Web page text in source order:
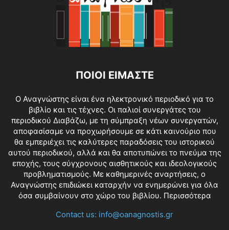
ΠΟΙΟΙ ΕΙΜΑΣΤΕ
O Αναγνώστης είναι ένα ηλεκτρονικό περιοδικό για το
βιβλίο και τις τέχνες. Οι παλιοί συνεργάτες του
περιοδικού Διαβάζω, με τη σύμπραξη νέων συνεργατών,
αποφασίσαμε να προχωρήσουμε σε κάτι καινούριο που
θα εμπεριέχει τις καλύτερες παραδόσεις του ιστορικού
αυτού περιοδικού, αλλά και θα αποτυπώνει το πνεύμα της
εποχής, τους σύγχρονους αισθητικούς και ιδεολογικούς
προβληματισμούς. Με καθημερινές αναρτήσεις, ο
Αναγνώστης επιδιώκει καταρχήν να ενημερώνει για όλα
όσα συμβαίνουν στο χώρο του βιβλίου. Περισσότερα
Contact us: info@oanagnostis.gr